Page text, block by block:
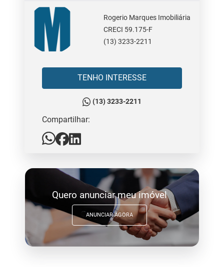
Rogerio Marques Imobiliária
CRECI 59.175-F
(13) 3233-2211
TENHO INTERESSE
(13) 3233-2211
Compartilhar:
Quero anunciar meu imóvel
ANUNCIAR AGORA